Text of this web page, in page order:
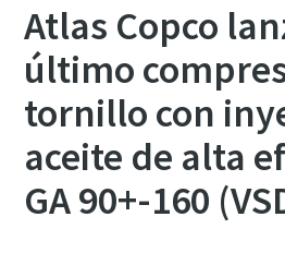
Atlas Copco
último
tornillo con
aceite de alta
GA 90+-160